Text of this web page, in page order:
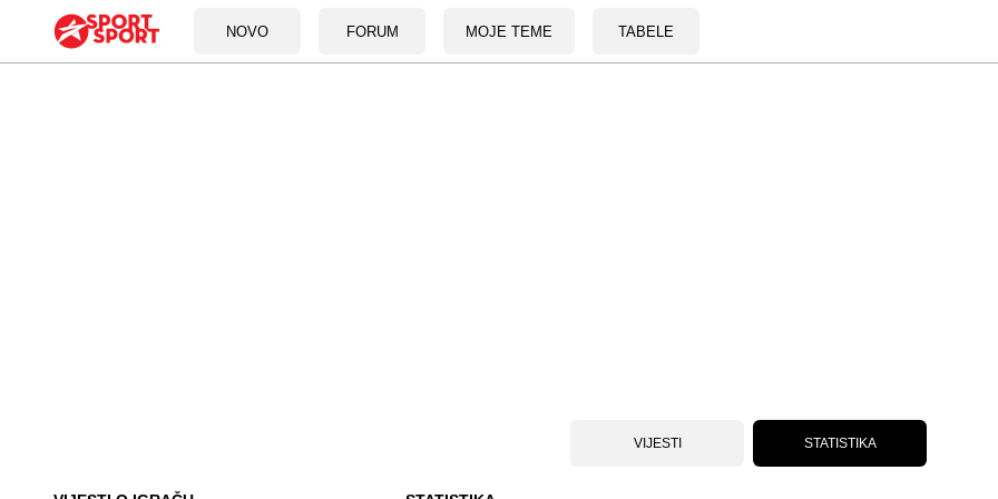
NOVO FORUM MOJE TEME TABELE
VIJESTI STATISTIKA